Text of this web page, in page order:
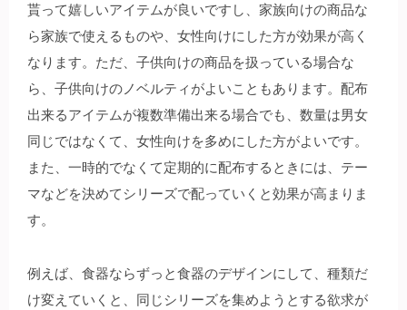
貰って嬉しいアイテムが良いですし、家族向けの商品な
ら家族で使えるものや、女性向けにした方が効果が高く
なります。ただ、子供向けの商品を扱っている場合な
ら、子供向けのノベルティがよいこともあります。配布
出来るアイテムが複数準備出来る場合でも、数量は男女
同じではなくて、女性向けを多めにした方がよいです。
また、一時的でなくて定期的に配布するときには、テー
マなどを決めてシリーズで配っていくと効果が高まりま
す。
例えば、食器ならずっと食器のデザインにして、種類だ
け変えていくと、同じシリーズを集めようとする欲求が